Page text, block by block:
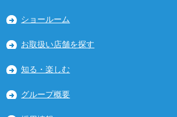
ショールーム
お取扱い店舗を探す
知る・楽しむ
グループ概要